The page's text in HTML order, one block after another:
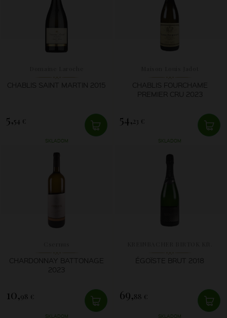
CHABLIS SAINT MARTIN 2015
5,54 €
SKLADOM
CHABLIS FOURCHAME
PREMIER CRU 2023
54,23 €
SKLADOM
CHARDONNAY BATTONAGE
2023
10,98 €
SKLADOM
ÉGOÏSTE BRUT 2018
69,88 €
SKLADOM